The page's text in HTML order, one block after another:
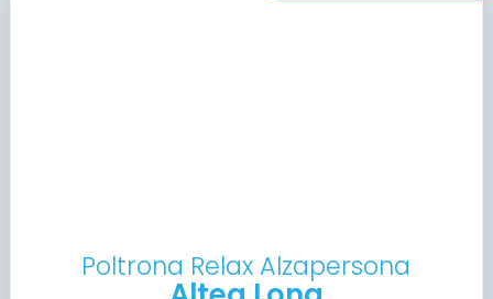
Poltrona Relax Alzapersona